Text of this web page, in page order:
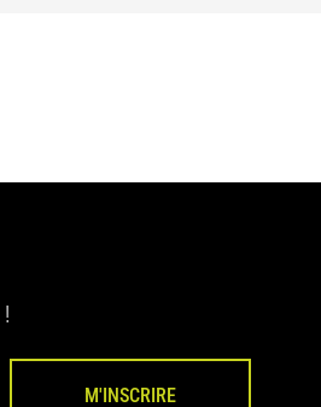
M'INSCRIRE